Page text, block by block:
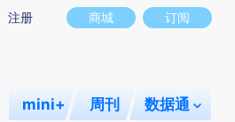
存在偏差。不代表财新观点和立场。推荐点击
商城 订阅
注册
mini+ 周刊 数据通